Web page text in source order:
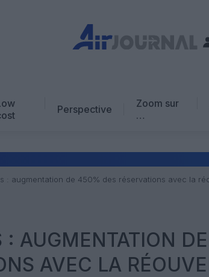
Perspective
Zoom sur
…
Avis d’expert
: augmentation de 450% des réservations avec la
: AUGMENTATION
AVEC LA